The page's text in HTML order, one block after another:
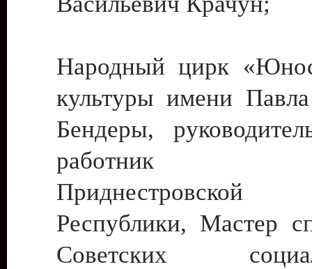
Народный цирк
культуры имени
Бендеры,
работник
Приднестровской
Республики, Мастер
Советских